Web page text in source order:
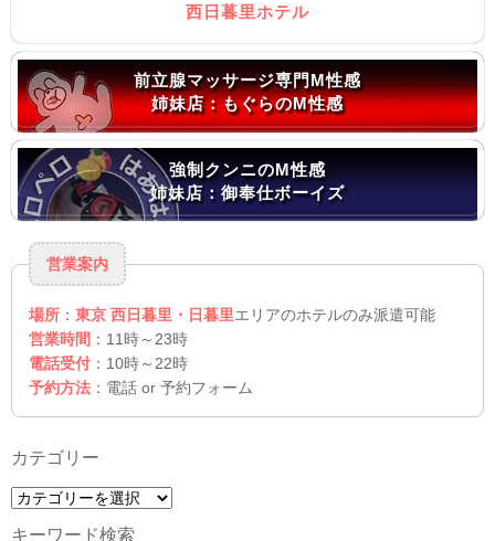
西日暮里ホテル
前立腺マッサージ専門M性感
姉妹店：もぐらのM性感
強制クンニのM性感
姉妹店：御奉仕ボーイズ
営業案内
場所 ： 東京 西日暮里・日暮里エリアのホテルのみ派遣可能
営業時間 ：11時～23時
電話受付 ：10時～22時
予約方法 ：電話 or 予約フォーム
カテゴリー
カ
キーワード検索